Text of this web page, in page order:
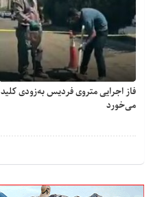
فاز اجرایی متروی فردیس به‌زودی کلید
می‌خورد